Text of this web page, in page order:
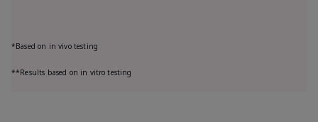
*Based on in vivo testing
**Results based on in vitro testing